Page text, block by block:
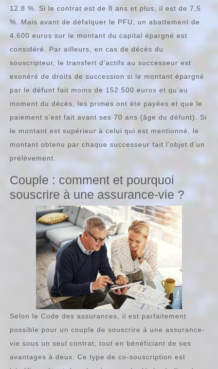
12.8 %. Si le contrat est de 8 ans et plus, il est de 7,5
%. Mais avant de défalquer le PFU, un abattement de
4.600 euros sur le montant du capital épargné est
considéré. Par ailleurs, en cas de décès du
souscripteur, le transfert d’actifs au successeur est
exonéré de droits de succession si le montant épargné
par le défunt fait moins de 152.500 euros et qu’au
moment du décès, les primes ont été payées et que le
paiement s’est fait avant ses 70 ans (âge du défunt). Si
le montant est supérieur à celui qui est mentionné, le
montant obtenu par chaque successeur fait l’objet d’un
prélèvement.
Couple : comment et pourquoi
souscrire à une assurance-vie ?
Selon le Code des assurances, il est parfaitement
possible pour un couple de souscrire à une assurance-
vie sous un seul contrat, tout en bénéficiant de ses
avantages à deux. Ce type de co-souscription est